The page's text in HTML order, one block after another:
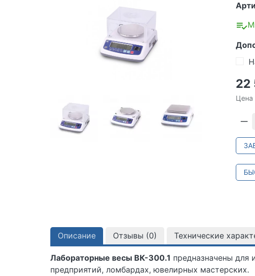
22
Цена
Описание Отзывы (0) Технические
Лабораторные весы ВК-300.1 предназначены для
предприятий, ломбардах, ювелирных мастерских.